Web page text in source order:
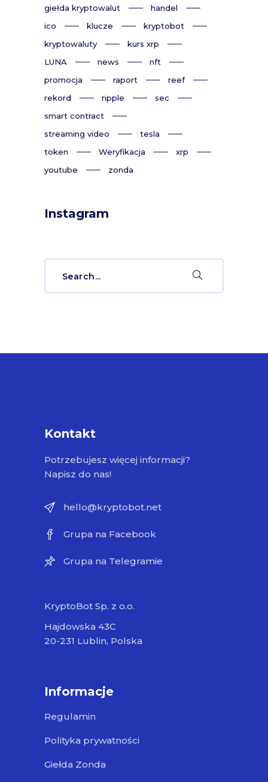
giełda kryptowalut
handel
ico
klucze
kryptobot
kryptowaluty
kurs xrp
LUNA
news
nft
promocja
raport
reef
rekord
ripple
sec
smart contract
streaming video
tesla
token
Weryfikacja
xrp
youtube
zonda
Instagram
Kontakt
Potrzebujesz więcej informacji?
Napisz do nas!
hello@kryptobot.net
Grupa na Facebook
Grupa na Telegramie
KryptoBot Sp. z o.o.
Hajdowska 43C
20-231 Lublin, Polska
Informacje
Regulamin
Polityka prywatności
Giełda Zonda